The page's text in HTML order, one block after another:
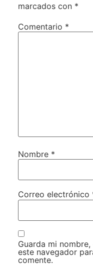
marcados con *
Comentario *
Nombre *
Correo electrónico
Guarda mi
este navegador
comente.